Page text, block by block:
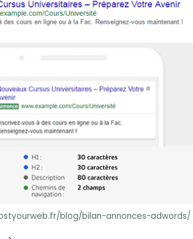
blog/bilan-annonces-adwords/